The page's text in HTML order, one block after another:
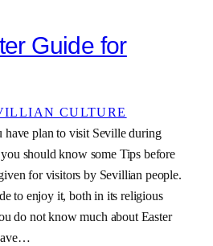
Guide for
CULTURE
have plan to visit Seville during
should know some Tips before
for visitors by Sevillian people.
to enjoy it, both in its religious
do not know much about Easter